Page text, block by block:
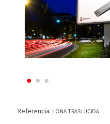
Referencia: LONA TRASLUCIDA